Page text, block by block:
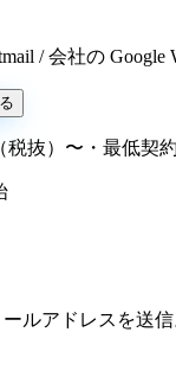
/ 会社の
税抜）〜・最低契
ールアドレスを送